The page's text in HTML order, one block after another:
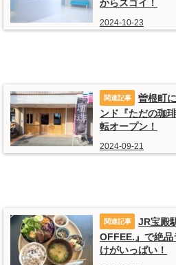
からスゴイ！
2024-10-23
曽根町
ンド『ただの珈
転オープン！
2024-09-21
JR宝殿
OFFEE.』で絶
けがいっぱい！